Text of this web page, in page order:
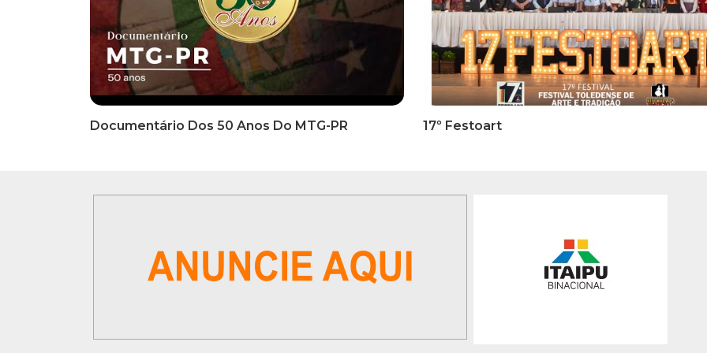
INFORMATIVOS
EDITAL DE CONVOCAÇÃO Nº
002/2026 - PROCESSO DE
SELEÇÃO DE EMPRESA PARA
PRESTAÇÃO DE SERVIÇOS DE
MARKETING E COMUNICAÇÃO
INFORMATIVOS
COMUNICADO OFICIAL -
Inscrições Para A 1ª Etapa
Classificatória Do 35º FEPART,
Que Ocorrerá Do Dia 05 Ao Dia
07 De Junho De 2026
INFORMATIVOS
EDITAL 3/2026 –
INSCRIÇÕES 1ª ETAPA
CLASSIFICATÓRIA DO 35°
FEPART